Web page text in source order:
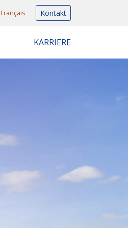
Français Kontakt
KARRIERE